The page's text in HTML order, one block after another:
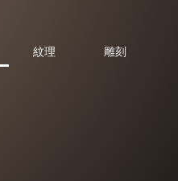
紋理 雕刻